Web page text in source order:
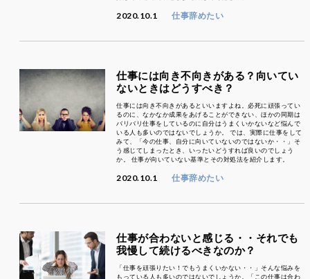
2020.10.1 仕事辞めたい
仕事には向き不向きがある？向いてい
ないときはどうすべき？
仕事には向き不向きがあるといいますよね。必死に頑張ってい
るのに、なかなか成果をあげることができない、ほかの同期は
バリバリ仕事をしているのに自分はうまくいかないなど悩んで
いる人も多いのではないでしょうか。 では、実際に仕事をして
みて、「今の仕事、自分に向いていないのではないか・・」そ
う感じてしまったとき、いったいどうすれば良いのでしょう
か。 仕事が向いていない基準とその対処法を紹介します。
2020.10.1 仕事辞めたい
仕事が合わないと感じる・・それでも
我慢して続けるべきなのか？
「仕事を頑張りたい！でもうまくいかない・・」そんな悩みを
もっている人も多いのではないでしょうか。「この仕事は合わ